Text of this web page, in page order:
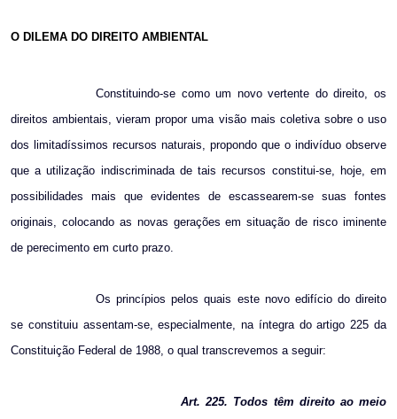
O DILEMA DO DIREITO AMBIENTAL
Constituindo-se como um novo vertente do direito, os
direitos ambientais, vieram propor uma visão mais coletiva sobre o uso
dos limitadíssimos recursos naturais, propondo que o indivíduo observe
que a utilização indiscriminada de tais recursos constitui-se, hoje, em
possibilidades mais que evidentes de escassearem-se suas fontes
originais, colocando as novas gerações em situação de risco iminente
de perecimento em curto prazo.
Os princípios pelos quais este novo edifício do direito
se constituiu assentam-se, especialmente, na íntegra do artigo 225 da
Constituição Federal de 1988, o qual transcrevemos a seguir:
Art. 225. Todos têm direito ao meio